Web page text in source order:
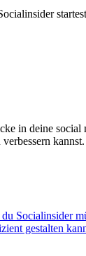
in deine social
kannst.
Socialinsider
gestalten